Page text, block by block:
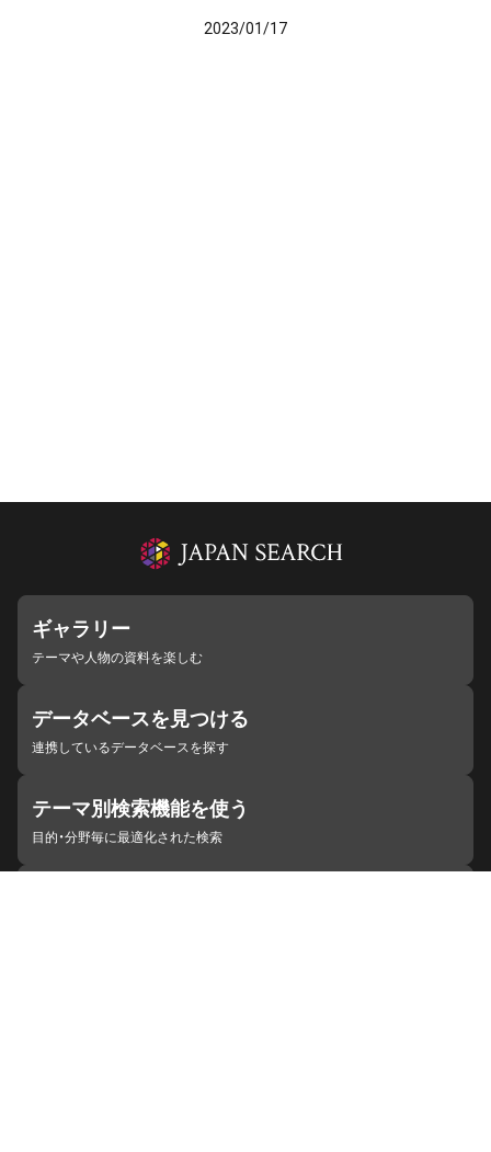
2023/01/17
ギャラリー
テーマや人物の資料を楽しむ
データベースを見つける
連携しているデータベースを探す
テーマ別検索機能を使う
目的・分野毎に最適化された検索